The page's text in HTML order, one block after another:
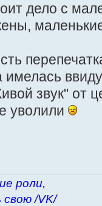
дело с
имелась
звук" от
уволили
роли,
/VK/